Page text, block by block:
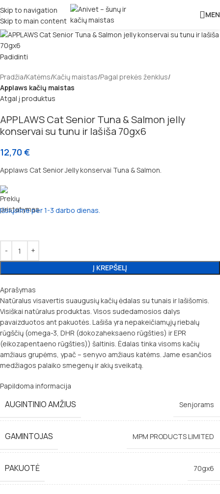
Skip to navigation
Skip to main content
Padidinti
Pradžia Katėms Kačių maistas Pagal prekės ženklus
Applaws kačių maistas
Atgal į produktus
APPLAWS Cat Senior Tuna & Salmon jelly
konservai su tunu ir lašiša 70gx6
12,70 €
Applaws Cat Senior Jelly konservai Tuna & Salmon.
Išsiųsime per 1-3 darbo dienas.
Į KREPŠELĮ
Aprašymas
Natūralus visavertis suaugusių kačių ėdalas su tunais ir lašišomis.
Visiškai natūralus produktas. Visos sudedamosios dalys
pavaizduotos ant pakuotės. Lašiša yra nepakeičiamųjų riebalų
rūgščių (omega-3, DHR (dokozaheksaeno rūgšties) ir EPR
(eikozapentaeno rūgšties)) šaltinis. Ėdalas tinka visoms kačių
amžiaus grupėms, ypač – senyvo amžiaus katėms. Jame esančios
medžiagos palaiko smegenų ir akių sveikatą.
Papildoma informacija
AUGINTINIO AMŽIUS Senjorams
GAMINTOJAS MPM PRODUCTS LIMITED
PAKUOTĖ 70gx6